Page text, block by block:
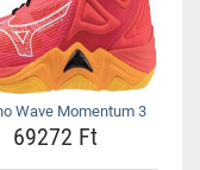
Wave Momentum 3
69272 Ft